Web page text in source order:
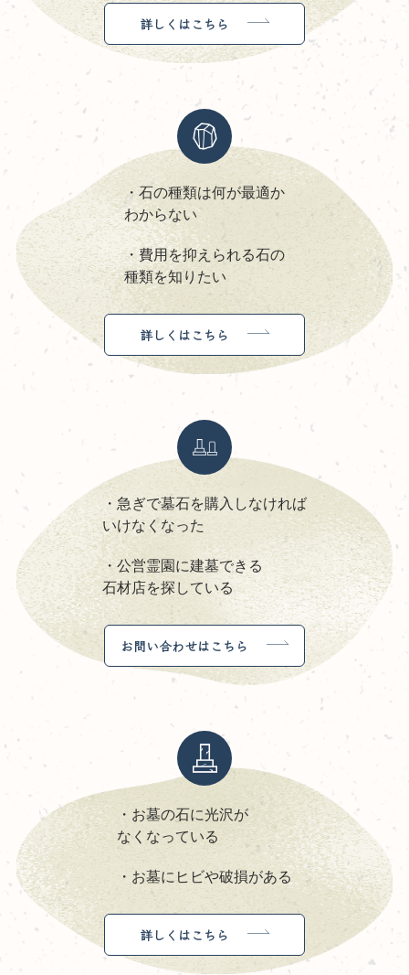
詳しくはこちら
・石の種類は何が最適か
わからない
・費用を抑えられる石の
種類を知りたい
詳しくはこちら
・急ぎで墓石を購入しなければ
いけなくなった
・公営霊園に建墓できる
石材店を探している
お問い合わせはこちら
・お墓の石に光沢が
なくなっている
・お墓にヒビや破損がある
詳しくはこちら